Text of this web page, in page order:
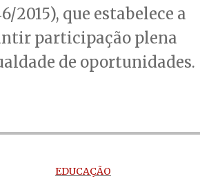
2015), que estabelece a
participação plena
de oportunidades.
EDUCAÇÃO